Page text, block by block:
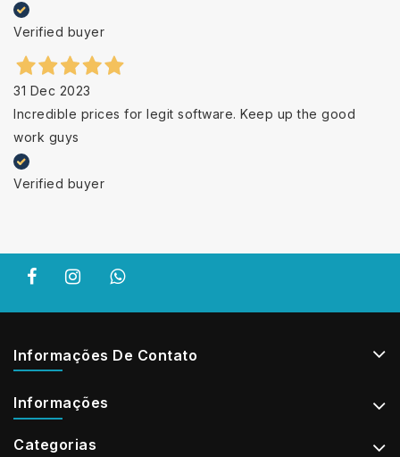
Verified buyer
31 Dec 2023
Incredible prices for legit software. Keep up the good
work guys
Verified buyer
Informações De Contato
Informações
Categorias